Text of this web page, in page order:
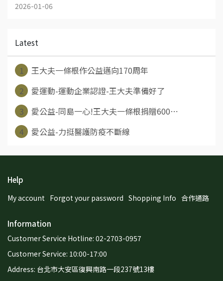
2026-01-06
Latest
1
王大夫一條根作公益邁向170周年
2
愛運動-運動企業認證-王大夫準備好了
3
愛公益-同島一心!王大夫一條根捐贈600⋯
4
愛公益-力挺醫護防疫不斷線
Help
My account Forgot your password Shopping Info 合作通路
Information
Customer Service Hotline: 02-2703-0957
Customer Service: 10:00-17:00
Address: 台北市大安區復興南路一段237號13樓